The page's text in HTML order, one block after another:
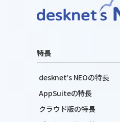
特長
desknetʼs NEOの特長
AppSuiteの特長
クラウド版の特長